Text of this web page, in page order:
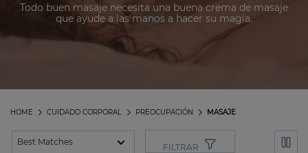
Todo buen masaje necesita una buena crema de masaje
que ayude a las manos a hacer su magia.
MASAJE
PREOCUPACIÓN
CUIDADO CORPORAL
HOME
FILTRAR